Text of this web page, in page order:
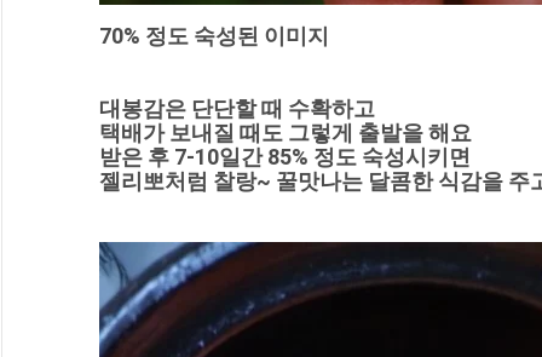
70% 정도 숙성된 이미지
대봉감은 단단할 때 수확하고
택배가 보내질 때도 그렇게 출발을 해요
받은 후 7-10일간 85% 정도 숙성시키면
젤리뽀처럼 찰랑~ 꿀맛나는 달콤한 식감을 주